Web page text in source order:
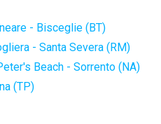
- Bisceglie (BT)
- Santa Severa (RM)
Beach - Sorrento (NA)
(TP)